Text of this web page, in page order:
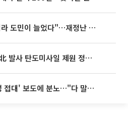
추미애 "복지가 아니라 도민이 늘었다"…재정난 책임론 정면돌파
탄도미사일 제원 정밀분석 중"
박문성, 축구협회 '성 접대' 보도에 분노…"다 말아먹으려고 작정했나"